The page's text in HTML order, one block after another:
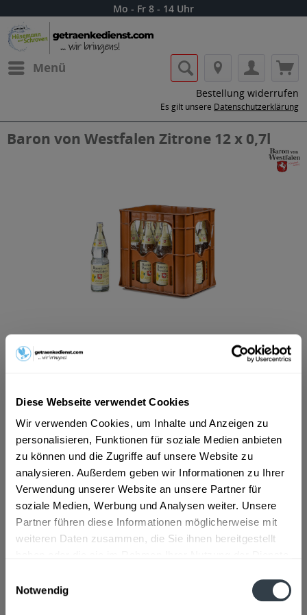
Diese Webseite verwendet Cookies
Wir verwenden Cookies, um Inhalte und Anzeigen zu
personalisieren, Funktionen für soziale Medien anbieten
zu können und die Zugriffe auf unsere Website zu
analysieren. Außerdem geben wir Informationen zu Ihrer
Verwendung unserer Website an unsere Partner für
soziale Medien, Werbung und Analysen weiter. Unsere
Partner führen diese Informationen möglicherweise mit
weiteren Daten zusammen, die Sie ihnen bereitgestellt
Notwendig
Mo - Fr 8 - 14 Uhr
Menü
Bestellung widerrufen
Es gilt unsere Datenschutzerklärung
Baron von Westfalen Zitrone 12 x 0,7l
7,19 € *
Inhalt: 8.4 Liter (0,86 € * / 1 Liter)
MEHRWEG
+3,30 € Pfand
In denWarenkorb
Hinzugefügt
Artikel-Nr.: 22443
Beschreibung
Zutaten und Allergene